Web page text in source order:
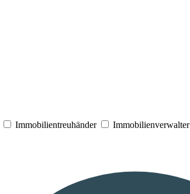
Immobilientreuhänder Immobilienverwalter